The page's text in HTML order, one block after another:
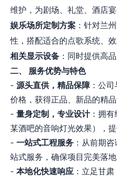
维护，为剧场、礼堂、酒店
娱乐场所定制方案 ：针对兰
性，搭配适合的点歌系统、
相关显示设备 ：同时提供高
二、 服务优势与特色
- 源头直供，精品保障：公司
价格，获得正品、新品的精品
- 量身定制，专业设计：拥有
某酒吧的音响灯光效果），
- 一站式工程服务 ：从前期
站式服务，确保项目完美落地
- 本地化快速响应 ：立足甘